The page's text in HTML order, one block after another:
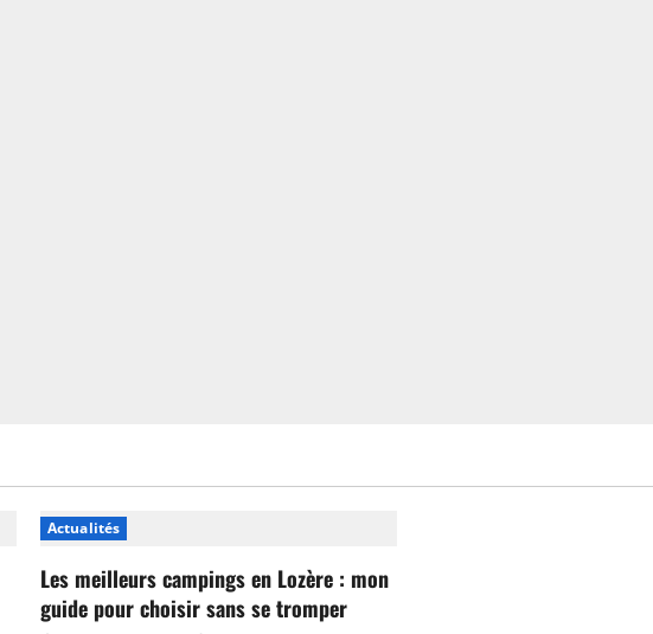
Actualités
Les meilleurs campings en Lozère : mon
guide pour choisir sans se tromper